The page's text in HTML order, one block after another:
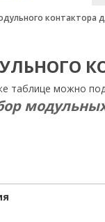
контактора
таблице можно